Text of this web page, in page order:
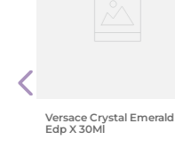
Versace Crystal Emerald
Edp X 30Ml